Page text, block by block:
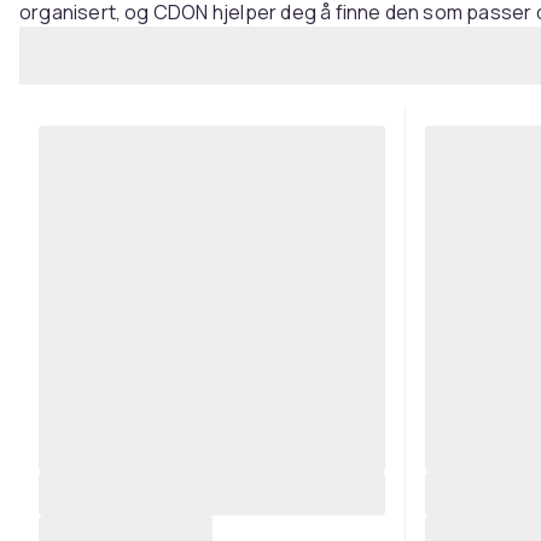
organisert, og CDON hjelper deg å finne den som passer